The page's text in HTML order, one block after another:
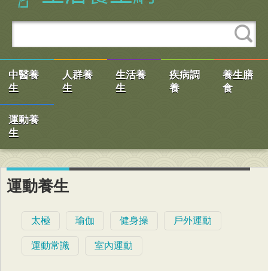
中醫養
生
人群養
生
生活養
生
疾病調
養
養生膳
食
運動養
生
運動養生
太極 瑜伽 健身操 戶外運動
運動常識 室內運動